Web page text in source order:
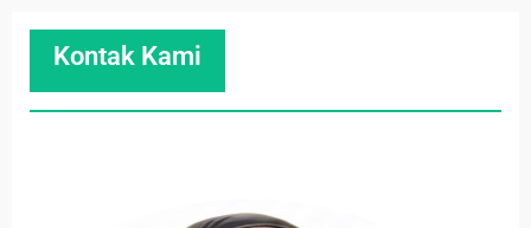
Kontak Kami